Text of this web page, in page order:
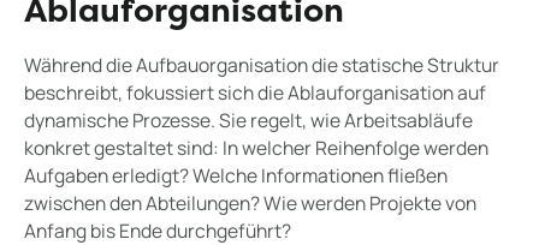
Ablauforganisation
Während die Aufbauorganisation die statische Struktur
beschreibt, fokussiert sich die Ablauforganisation auf
dynamische Prozesse. Sie regelt, wie Arbeitsabläufe
konkret gestaltet sind: In welcher Reihenfolge werden
Aufgaben erledigt? Welche Informationen fließen
zwischen den Abteilungen? Wie werden Projekte von
Anfang bis Ende durchgeführt?